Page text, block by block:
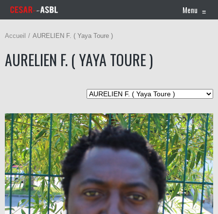
Menu ≡
Accueil AURELIEN F. ( Yaya Toure )
AURELIEN F. ( YAYA TOURE )